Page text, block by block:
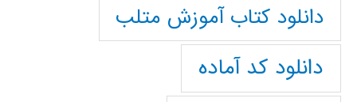
دانلود کتاب آموزش متلب
دانلود کد آماده